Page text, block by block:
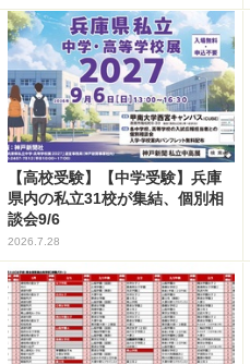
【高校受験】【中学受験】兵庫
県内の私立31校が集結、個別相
談会9/6
2026.7.28